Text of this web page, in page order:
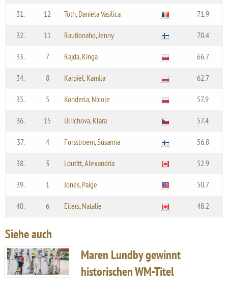
31. 12 Toth, Daniela Vasilica 71.9
32. 11 Rautionaho, Jenny 70.4
33. 7 Rajda, Kinga 66.7
34. 8 Karpiel, Kamila 62.7
35. 5 Konderla, Nicole 57.9
36. 15 Ulrichova, Klara 57.4
37. 4 Forsstroem, Susanna 56.8
38. 3 Loutitt, Alexandria 52.9
39. 1 Jones, Paige 50.7
40. 6 Eilers, Natalie 48.2
Siehe auch
Maren Lundby gewinnt
historischen WM-Titel